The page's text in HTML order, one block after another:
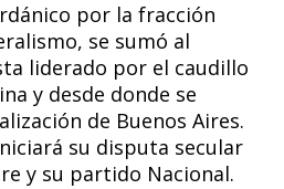
por la fracción
se sumó al
liderado por el caudillo
y desde donde se
de Buenos Aires.
su disputa secular
y su partido Nacional.